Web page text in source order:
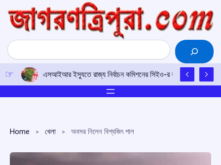
content
Search
এসআইআর ইস্যুতে রাজ্য নির্বাচন কমিশনের সিইও-র কাছে
Home খেলা অবসর নিলেন বিশ্বজিৎ পাল